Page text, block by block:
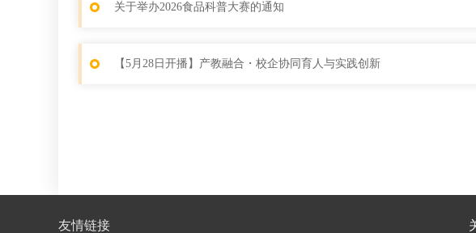
关于举办2026食品科普大赛的通知
【5月28日开播】产教融合・校企协同育人与实践创新
友情链接